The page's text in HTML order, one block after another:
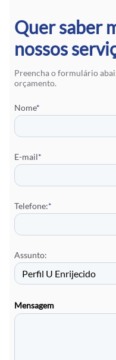
Quer saber
nossos
Preencha o formulário
orçamento.
Nome*
E-mail*
Telefone:*
Assunto:
Mensagem